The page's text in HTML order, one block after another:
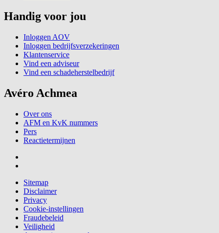
Handig voor jou
Inloggen AOV
Inloggen bedrijfsverzekeringen
Klantenservice
Vind een adviseur
Vind een schadeherstelbedrijf
Avéro Achmea
Over ons
AFM en KvK nummers
Pers
Reactietermijnen
Sitemap
Disclaimer
Privacy
Cookie-instellingen
Fraudebeleid
Veiligheid